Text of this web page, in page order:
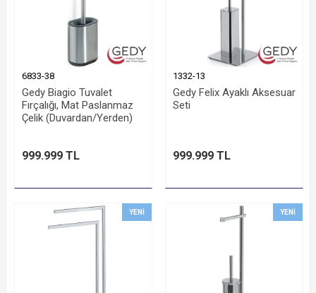
6833-38
Gedy Biagio Tuvalet
Fırçalığı, Mat Paslanmaz
Çelik (Duvardan/Yerden)
999.999 TL
1332-13
Gedy Felix Ayaklı Aksesuar
Seti
999.999 TL
YENI YENI